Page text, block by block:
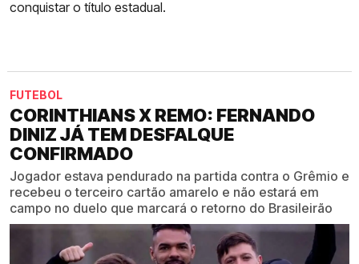
conquistar o título estadual.
FUTEBOL
CORINTHIANS X REMO: FERNANDO
DINIZ JÁ TEM DESFALQUE
CONFIRMADO
Jogador estava pendurado na partida contra o Grêmio e
recebeu o terceiro cartão amarelo e não estará em
campo no duelo que marcará o retorno do Brasileirão